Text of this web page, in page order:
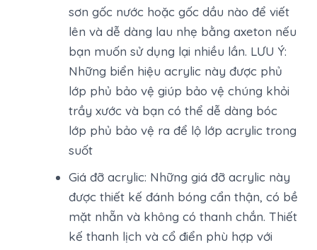
sơn gốc nước hoặc gốc dầu nào để viết
lên và dễ dàng lau nhẹ bằng axeton nếu
bạn muốn sử dụng lại nhiều lần. LƯU Ý:
Những biển hiệu acrylic này được phủ
lớp phủ bảo vệ giúp bảo vệ chúng khỏi
trầy xước và bạn có thể dễ dàng bóc
lớp phủ bảo vệ ra để lộ lớp acrylic trong
suốt
Giá đỡ acrylic: Những giá đỡ acrylic này
được thiết kế đánh bóng cẩn thận, có bề
mặt nhẵn và không có thanh chắn. Thiết
kế thanh lịch và cổ điển phù hợp với